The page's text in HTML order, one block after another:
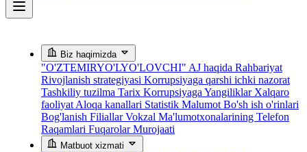
Biz haqimizda
"O'ZTEMIRYO'LYO'LOVCHI" AJ haqida Rahbariyat
Rivojlanish strategiyasi Korrupsiyaga qarshi ichki nazorat
Tashkiliy tuzilma Tarix Korrupsiyaga Yangiliklar Xalqaro
faoliyat Aloqa kanallari Statistik Malumot Bo'sh ish o'rinlari
Bog'lanish FiliallarVokzal Ma'lumotxonalarining Telefon
Raqamlari Fuqarolar Murojaati
Matbuot xizmati